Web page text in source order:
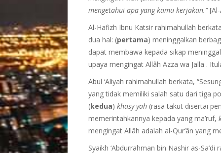
mengetahui apa yang kamu kerjakan.”[Al-
Al-Hafizh Ibnu Katsir rahimahullah
dua hal: (pertama) meninggalkan
dapat membawa kepada sikap
upaya mengingat Allâh Azza wa Jalla .
Abul ‘Aliyah rahimahullah berkata,
yang tidak memiliki salah satu dari tiga
(kedua) khasy-yah(rasa takut disertai
memerintahkannya kepada yang ma’ruf,
mengingat Allâh adalah al-Qur’ân yang
Syaikh ‘Abdurrahman bin Nashir as-